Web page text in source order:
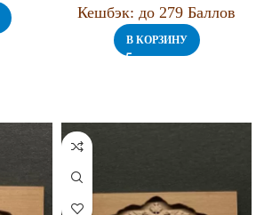
Кешбэк: до 279 Баллов
В КОРЗИНУ